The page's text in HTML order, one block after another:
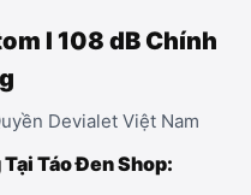
I 108 dB Chính
Devialet Việt Nam
Tại Táo Đen Shop: